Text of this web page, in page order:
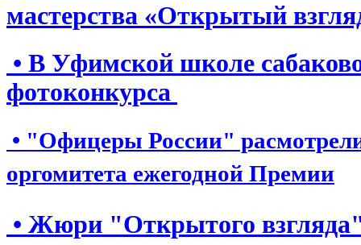
мастерства «Открытый
• В Уфимской школе
фотоконкурса
• "Офицеры России"
оргомитета ежегодной Премии
• Жюри "Открытого